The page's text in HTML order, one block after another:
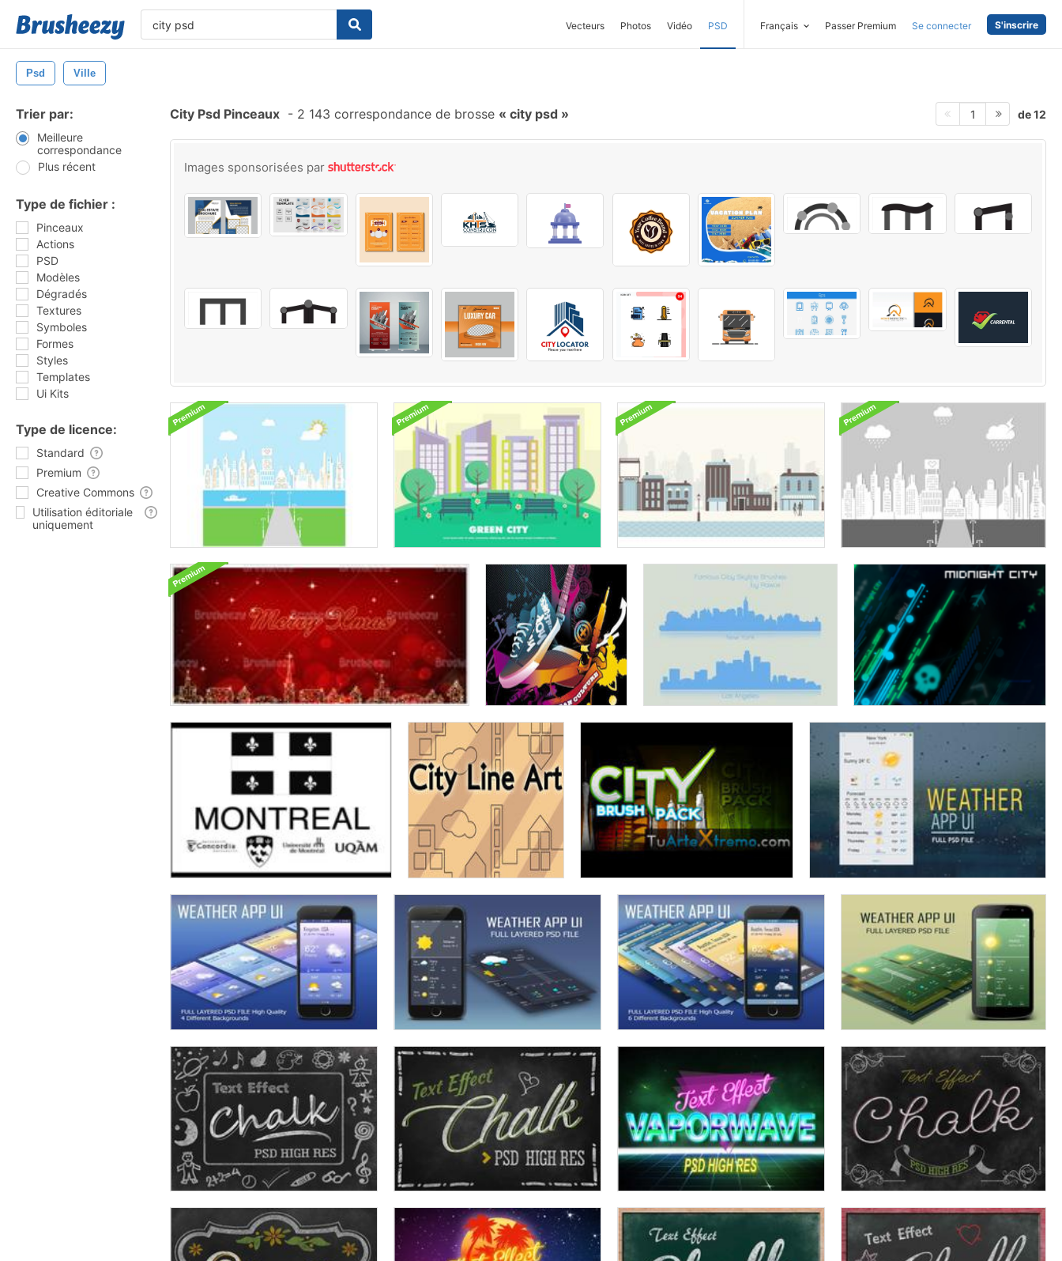
Vecteurs Photos Vidéo PSD Français Passer Premium Se connecter S'inscrire
Psd Ville
Trier par:
Meilleure
correspondance
Plus récent
Type de fichier :
Pinceaux
Actions
PSD
Modèles
Dégradés
Textures
Symboles
Formes
Styles
Templates
Ui Kits
Type de licence:
Standard
Premium
Creative Commons
Utilisation éditoriale
uniquement
City Psd Pinceaux - 2 143 correspondance de brosse city psd 1 de 12
Images sponsorisées par